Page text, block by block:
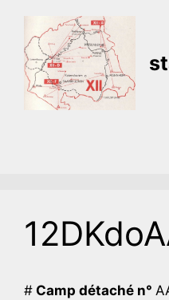
contenu
# Camp détaché n°